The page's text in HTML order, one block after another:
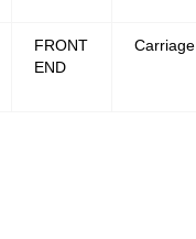
FRONT
END
Carriage